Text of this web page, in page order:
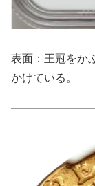
表面：王冠をか
かけている。